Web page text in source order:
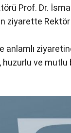
Prof. Dr.
ziyarette
anlamlı
huzurlu ve